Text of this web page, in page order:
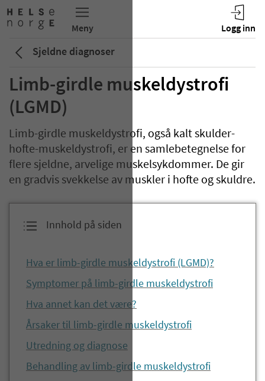
Sjeldne diagnoser
Limb-girdle muskeldystrofi
(LGMD)
Limb-girdle muskeldystrofi, også kalt skulder-
hofte-muskeldystrofi, er en samlebetegnelse for
flere sjeldne, arvelige muskelsykdommer. De gir
en gradvis svekkelse av muskler i hofte og skuldre.
Innhold på siden
Hva er limb-girdle muskeldystrofi (LGMD)?
Symptomer på limb-girdle muskeldystrofi
Hva annet kan det være?
Årsaker til limb-girdle muskeldystrofi
Utredning og diagnose
Behandling av limb-girdle muskeldystrofi